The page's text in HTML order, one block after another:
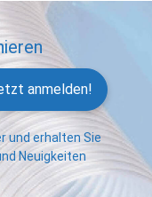
anmelden!
und erhalten Sie
Neuigkeiten